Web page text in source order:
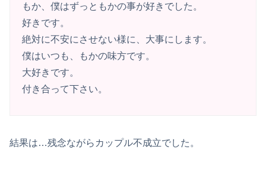
もか、僕はずっともかの事が好きでした。
好きです。
絶対に不安にさせない様に、大事にします。
僕はいつも、もかの味方です。
大好きです。
付き合って下さい。
結果は…残念ながらカップル不成立でした。